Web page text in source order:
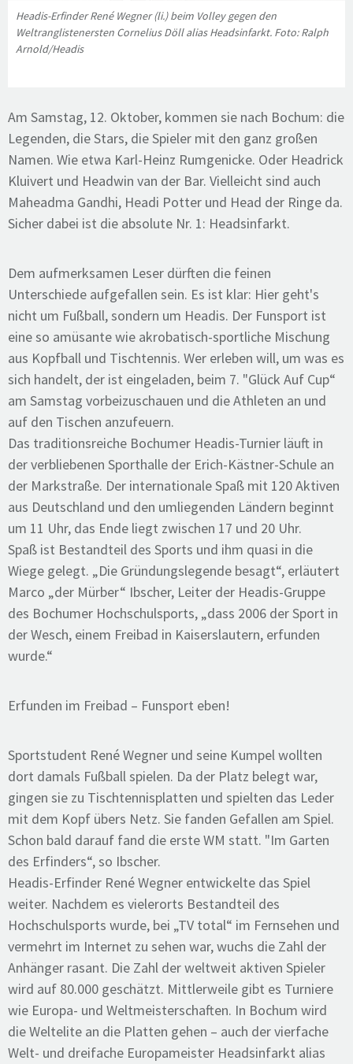
Headis-Erfinder René Wegner (li.) beim Volley gegen den
Weltranglistenersten Cornelius Döll alias Headsinfarkt. Foto: Ralph
Arnold/Headis
Am Samstag, 12. Oktober, kommen sie nach Bochum: die
Legenden, die Stars, die Spieler mit den ganz großen
Namen. Wie etwa Karl-Heinz Rumgenicke. Oder Headrick
Kluivert und Headwin van der Bar. Vielleicht sind auch
Maheadma Gandhi, Headi Potter und Head der Ringe da.
Sicher dabei ist die absolute Nr. 1: Headsinfarkt.
Dem aufmerksamen Leser dürften die feinen
Unterschiede aufgefallen sein. Es ist klar: Hier geht's
nicht um Fußball, sondern um Headis. Der Funsport ist
eine so amüsante wie akrobatisch-sportliche Mischung
aus Kopfball und Tischtennis. Wer erleben will, um was es
sich handelt, der ist eingeladen, beim 7. "Glück Auf Cup“
am Samstag vorbeizuschauen und die Athleten an und
auf den Tischen anzufeuern.
Das traditionsreiche Bochumer Headis-Turnier läuft in
der verbliebenen Sporthalle der Erich-Kästner-Schule an
der Markstraße. Der internationale Spaß mit 120 Aktiven
aus Deutschland und den umliegenden Ländern beginnt
um 11 Uhr, das Ende liegt zwischen 17 und 20 Uhr.
Spaß ist Bestandteil des Sports und ihm quasi in die
Wiege gelegt. „Die Gründungslegende besagt“, erläutert
Marco „der Mürber“ Ibscher, Leiter der Headis-Gruppe
des Bochumer Hochschulsports, „dass 2006 der Sport in
der Wesch, einem Freibad in Kaiserslautern, erfunden
wurde.“
Erfunden im Freibad – Funsport eben!
Sportstudent René Wegner und seine Kumpel wollten
dort damals Fußball spielen. Da der Platz belegt war,
gingen sie zu Tischtennisplatten und spielten das Leder
mit dem Kopf übers Netz. Sie fanden Gefallen am Spiel.
Schon bald darauf fand die erste WM statt. "Im Garten
des Erfinders“, so Ibscher.
Headis-Erfinder René Wegner entwickelte das Spiel
weiter. Nachdem es vielerorts Bestandteil des
Hochschulsports wurde, bei „TV total“ im Fernsehen und
vermehrt im Internet zu sehen war, wuchs die Zahl der
Anhänger rasant. Die Zahl der weltweit aktiven Spieler
wird auf 80.000 geschätzt. Mittlerweile gibt es Turniere
wie Europa- und Weltmeisterschaften. In Bochum wird
die Weltelite an die Platten gehen – auch der vierfache
Welt- und dreifache Europameister Headsinfarkt alias